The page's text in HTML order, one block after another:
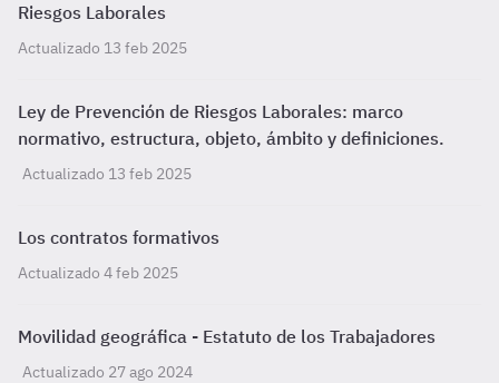
Riesgos Laborales
Actualizado 13 feb 2025
Ley de Prevención de Riesgos Laborales: marco
normativo, estructura, objeto, ámbito y definiciones.
Actualizado 13 feb 2025
Los contratos formativos
Actualizado 4 feb 2025
Movilidad geográfica - Estatuto de los Trabajadores
Actualizado 27 ago 2024